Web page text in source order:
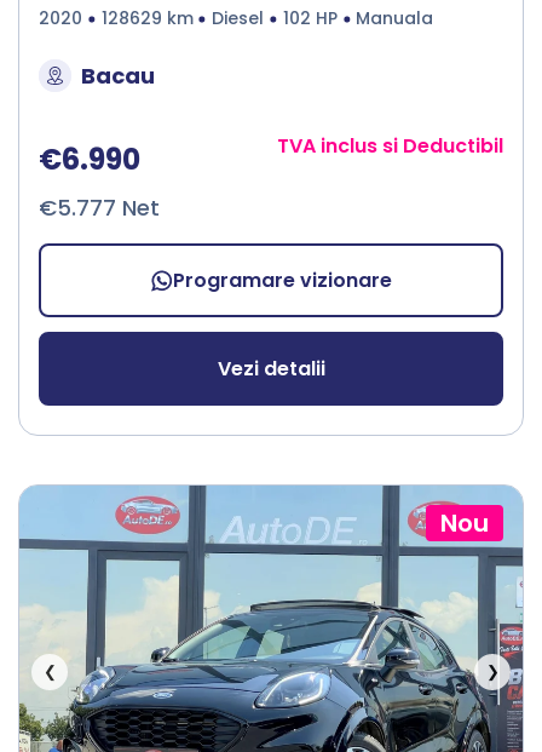
2020 128629 km Diesel 102 HP Manuala
Bacau
€6.990
€5.777 Net
TVA inclus si Deductibil
Programare vizionare
Vezi detalii
Nou
❮ ❯